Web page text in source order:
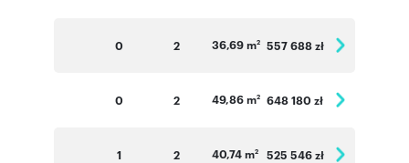
0 2 36,69 m2 557 688 zł
0 2 49,86 m2 648 180 zł
1 2 40,74 m2 525 546 zł